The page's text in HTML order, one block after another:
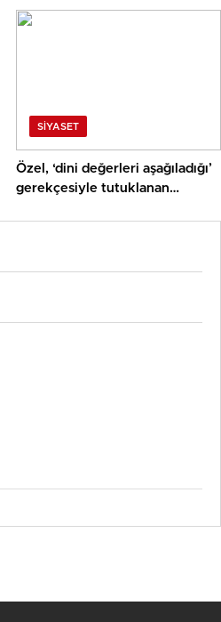
SIYASET
Özel, ‘dini değerleri aşağıladığı’
gerekçesiyle tutuklanan